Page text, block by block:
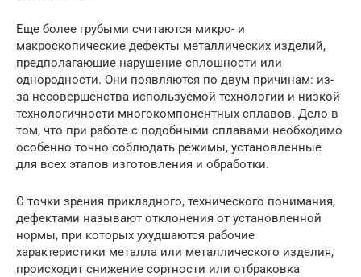
Еще более грубыми считаются микро- и
макроскопические дефекты металлических изделий,
предполагающие нарушение сплошности или
однородности. Они появляются по двум причинам: из-
за несовершенства используемой технологии и низкой
технологичности многокомпонентных сплавов. Дело в
том, что при работе с подобными сплавами необходимо
особенно точно соблюдать режимы, установленные
для всех этапов изготовления и обработки.
С точки зрения прикладного, технического понимания,
дефектами называют отклонения от установленной
нормы, при которых ухудшаются рабочие
характеристики металла или металлического изделия,
происходит снижение сортности или отбраковка